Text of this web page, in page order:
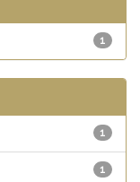
1
1
1